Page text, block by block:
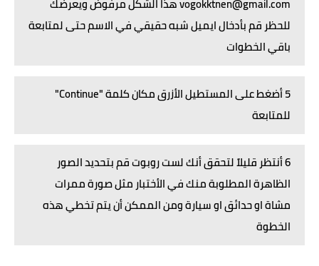
vogokktnen@gmail.com هذا الشكل مرفوض ويعرضك
للحظر قم بأدخال ايميل شبه حقيقي في الاسم حتى لمتابعة
باقي الخطوات
5 أضغط على المستطيل الأزرق مكان كلمة "Continue"
للمتابعة
6 أنتظر قليلاً لتحقق أنك لست روبوت قم بتحديد الصور
الظاهرة المطلوبة منك في الأختبار مثل صورة ممرات
مشاة او حدائق او سيارة ومن الممكن أن يتم تخطي هذه
الخطوة